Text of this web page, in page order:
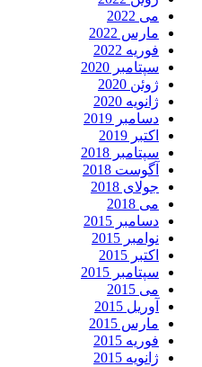
می 2022
مارس 2022
فوریه 2022
سپتامبر 2020
ژوئن 2020
ژانویه 2020
دسامبر 2019
اکتبر 2019
سپتامبر 2018
آگوست 2018
جولای 2018
می 2018
دسامبر 2015
نوامبر 2015
اکتبر 2015
سپتامبر 2015
می 2015
آوریل 2015
مارس 2015
فوریه 2015
ژانویه 2015